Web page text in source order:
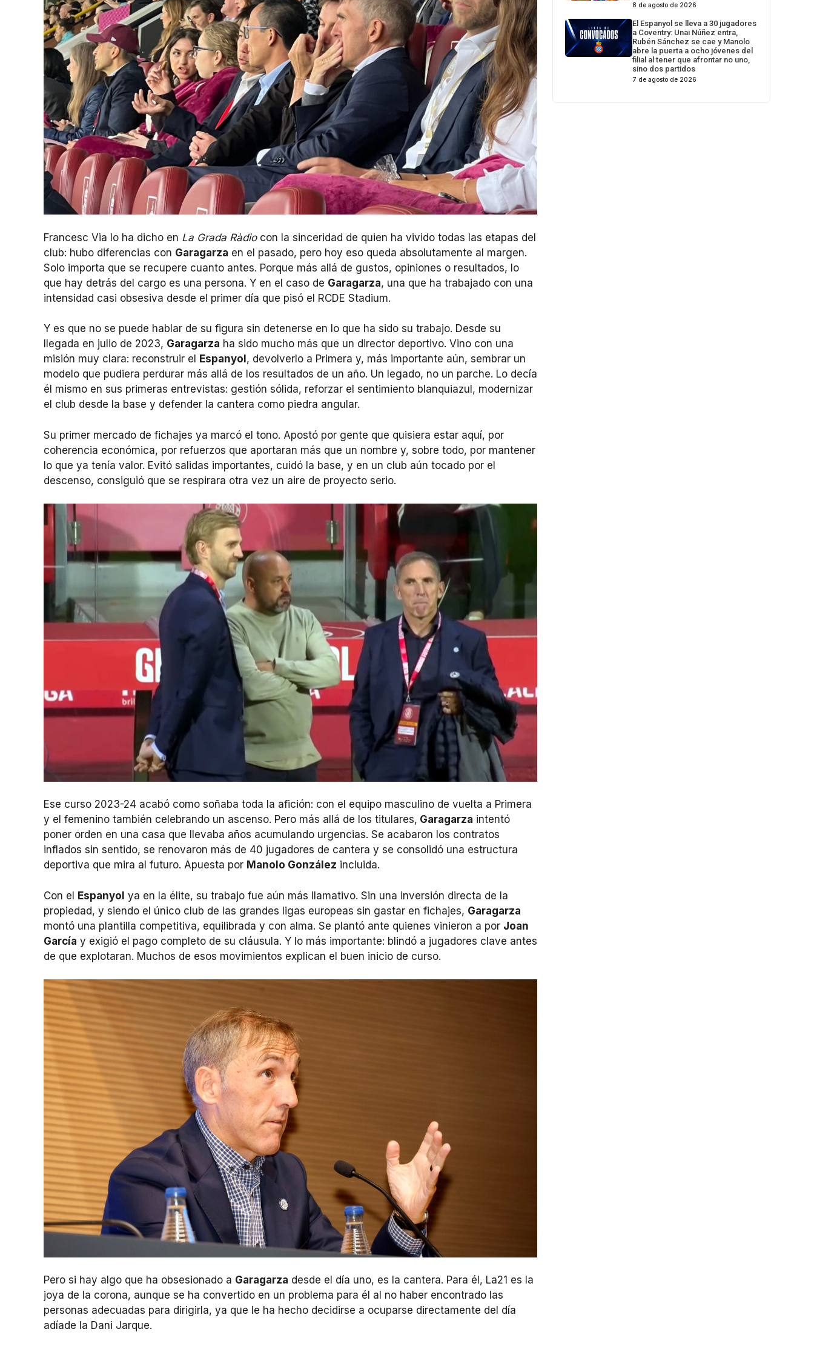
Francesc Via lo ha dicho en La Grada Ràdiocon la sinceridad de quien ha vivido todas las etapas del
club: hubo diferencias con Garagarza en el pasado, pero hoy eso queda absolutamente al margen.
Solo importa que se recupere cuanto antes. Porque más allá de gustos, opiniones o resultados, lo
que hay detrás del cargo es una persona. Y en el caso de Garagarza, una que ha trabajado con una
intensidad casi obsesiva desde el primer día que pisó el RCDE Stadium.
Y es que no se puede hablar de su figura sin detenerse en lo que ha sido su trabajo. Desde su
llegada en julio de 2023, Garagarza ha sido mucho más que un director deportivo. Vino con una
misión muy clara: reconstruir el
Espanyol , devolverlo a Primera y, más importante aún, sembrar un
modelo que pudiera perdurar más allá de los resultados de un año. Un legado, no un parche. Lo decía
él mismo en sus primeras entrevistas: gestión sólida, reforzar el sentimiento blanquiazul, modernizar
el club desde la base y defender la cantera como piedra angular.
Su primer mercado de fichajes ya marcó el tono. Apostó por gente que quisiera estar aquí, por
coherencia económica, por refuerzos que aportaran más que un nombre y, sobre todo, por mantener
lo que ya tenía valor. Evitó salidas importantes, cuidó la base, y en un club aún tocado por el
descenso, consiguió que se respirara otra vez un aire de proyecto serio.
Ese curso 2023-24 acabó como soñaba toda la afición: con el equipo masculino de vuelta a Primera
y el femenino también celebrando un ascenso. Pero más allá de los titulares, Garagarza intentó
poner orden en una casa que llevaba años acumulando urgencias. Se acabaron los contratos
inflados sin sentido, se renovaron más de 40 jugadores de cantera y se consolidó una estructura
deportiva que mira al futuro. Apuesta por Manolo González incluida.
Con el Espanyol ya en la élite, su trabajo fue aún más llamativo. Sin una inversión directa de la
propiedad, y siendo el único club de las grandes ligas europeas sin gastar en fichajes, Garagarza
montó una plantilla competitiva, equilibrada y con alma. Se plantó ante quienes vinieron a por Joan
García y exigió el pago completo de su cláusula. Y lo más importante: blindó a jugadores clave antes
de que explotaran. Muchos de esos movimientos explican el buen inicio de curso.
Pero si hay algo que ha obsesionado a Garagarza desde el día uno, es la cantera. Para él, La21 es la
joya de la corona, aunque se ha convertido en un problema para él al no haber encontrado las
personas adecuadas para dirigirla, ya que le ha hecho decidirse a ocuparse directamente del día
adíade la Dani Jarque.
8 de agosto de 2026
El Espanyol se lleva a 30 jugadores
a Coventry: Unai Núñez entra,
Rubén Sánchez se cae y Manolo
abre la puerta a ocho jóvenes del
filial al tener que afrontar no uno,
sino dos partidos
7 de agosto de 2026